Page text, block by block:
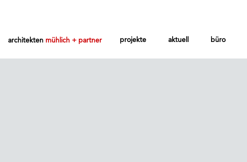
architekten mühlich + partner projekte aktuell büro